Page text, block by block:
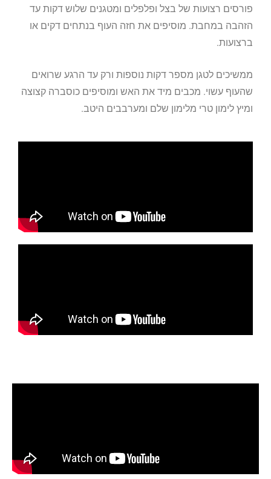
פורסים רצועות של בצל ופלפלים ומטגנים שלוש דקות עד
הזהבה במחבת. מוסיפים את חזה העוף בנתחים דקים או
ברצועות.
ממשיכים לטגן מספר דקות נוספות ורק עד הרגע שרואים
שהעוף עשוי. מכבים מיד את האש ומוסיפים כוסברה קצוצה
ומיץ לימון טרי מלימון שלם ומערבבים היטב.